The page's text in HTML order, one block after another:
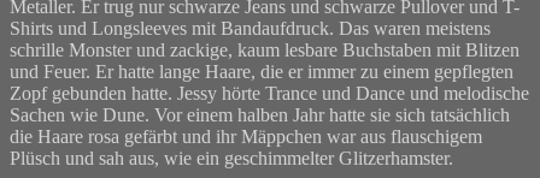
Metaller. Er trug nur schwarze Jeans und schwarze Pullover und T-
Shirts und Longsleeves mit Bandaufdruck. Das waren meistens
schrille Monster und zackige, kaum lesbare Buchstaben mit Blitzen
und Feuer. Er hatte lange Haare, die er immer zu einem gepflegten
Zopf gebunden hatte. Jessy hörte Trance und Dance und melodische
Sachen wie Dune. Vor einem halben Jahr hatte sie sich tatsächlich
die Haare rosa gefärbt und ihr Mäppchen war aus flauschigem
Plüsch und sah aus, wie ein geschimmelter Glitzerhamster.